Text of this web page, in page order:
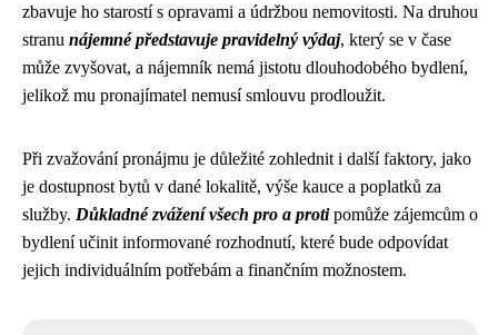
zbavuje ho starostí s opravami a údržbou nemovitosti. Na druhou
stranu nájemné představuje pravidelný výdaj, který se v čase
může zvyšovat, a nájemník nemá jistotu dlouhodobého bydlení,
jelikož mu pronajímatel nemusí smlouvu prodloužit.
Při zvažování pronájmu je důležité zohlednit i další faktory, jako
je dostupnost bytů v dané lokalitě, výše kauce a poplatků za
služby. Důkladné zvážení všech pro a protipomůže zájemcům o
bydlení učinit informované rozhodnutí, které bude odpovídat
jejich individuálním potřebám a finančním možnostem.